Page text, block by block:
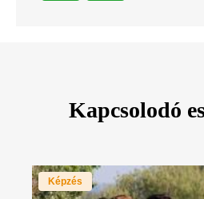
Kapcsolodó
Képzés